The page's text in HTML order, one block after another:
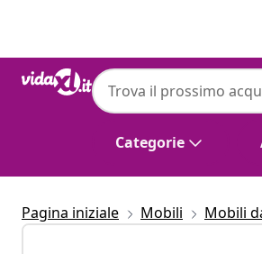
Categorie
Pagina iniziale Mobili Mobili